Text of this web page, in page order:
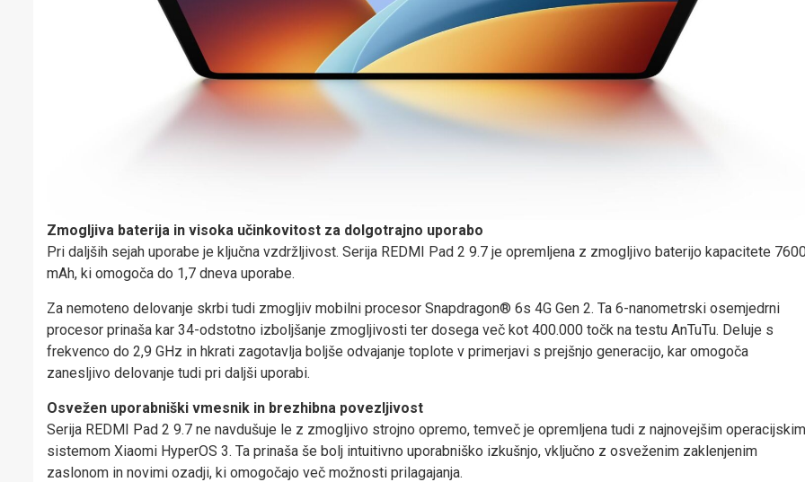
Zmogljiva baterija in visoka učinkovitost za dolgotrajno uporabo
Pri daljših sejah uporabe je ključna vzdržljivost. Serija REDMI Pad 2 9.7 je opremljena z zmogljivo baterijo kapacitete
mAh, ki omogoča do 1,7 dneva uporabe.
Za nemoteno delovanje skrbi tudi zmogljiv mobilni procesor Snapdragon® 6s 4G Gen 2. Ta 6-nanometrski osemjedrni
procesor prinaša kar 34-odstotno izboljšanje zmogljivosti ter dosega več kot 400.000 točk na testu AnTuTu. Deluje s
frekvenco do 2,9 GHz in hkrati zagotavlja boljše odvajanje toplote v primerjavi s prejšnjo generacijo, kar omogoča
zanesljivo delovanje tudi pri daljši uporabi.
Osvežen uporabniški vmesnik in brezhibna povezljivost
Serija REDMI Pad 2 9.7 ne navdušuje le z zmogljivo strojno opremo, temveč je opremljena tudi z najnovejšim operacijskim
sistemom Xiaomi HyperOS 3. Ta prinaša še bolj intuitivno uporabniško izkušnjo, vključno z osveženim zaklenjenim
zaslonom in novimi ozadji, ki omogočajo več možnosti prilagajanja.